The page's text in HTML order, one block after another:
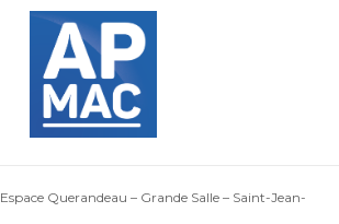
Espace Querandeau – Grande Salle – Saint-Jean-